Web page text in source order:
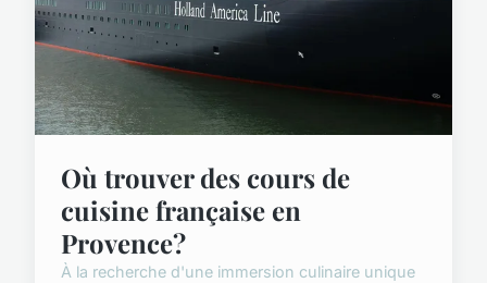
Où trouver des cours de
cuisine française en
Provence?
À la recherche d'une immersion culinaire unique